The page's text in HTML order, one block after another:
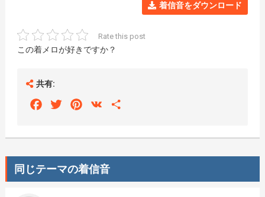
着信音をダウンロード
Rate this post
この着メロが好きですか？
共有:
FacebookTwitterPinterest
VK
同じテーマの着信音